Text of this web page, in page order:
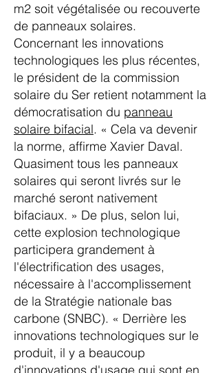
m2 soit végétalisée ou recouverte
de panneaux solaires.
Concernant les innovations
technologiques les plus récentes,
le président de la commission
solaire du Ser retient notamment la
démocratisation du panneau
solaire bifacial. « Cela va devenir
la norme, affirme Xavier Daval.
Quasiment tous les panneaux
solaires qui seront livrés sur le
marché seront nativement
bifaciaux. » De plus, selon lui,
cette explosion technologique
participera grandement à
l'électrification des usages,
nécessaire à l'accomplissement
de la Stratégie nationale bas
carbone (SNBC). « Derrière les
innovations technologiques sur le
produit, il y a beaucoup